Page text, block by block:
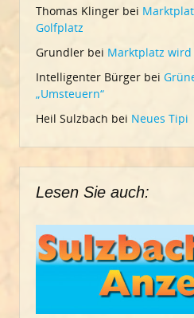
Thomas Klinger bei
Golfplatz
Grundler bei Marktplatz
Intelligenter Bürger bei
„Umsteuern“
Heil Sulzbach bei Neues Tipi
Lesen Sie auch: